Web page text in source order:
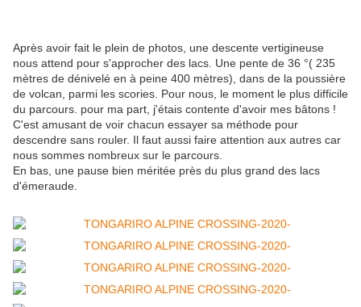
Après avoir fait le plein de photos, une descente vertigineuse
nous attend pour s'approcher des lacs. Une pente de 36 °( 235
mètres de dénivelé en à peine 400 mètres), dans de la poussière
de volcan, parmi les scories. Pour nous, le moment le plus difficile
du parcours. pour ma part, j'étais contente d'avoir mes bâtons !
C'est amusant de voir chacun essayer sa méthode pour
descendre sans rouler. Il faut aussi faire attention aux autres car
nous sommes nombreux sur le parcours.
En bas, une pause bien méritée près du plus grand des lacs
d'émeraude.